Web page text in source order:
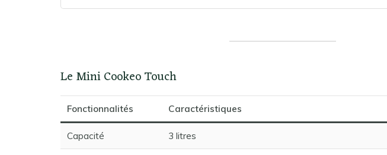
Le Mini Cookeo Touch
Fonctionnalités Caractéristiques
Capacité 3 litres